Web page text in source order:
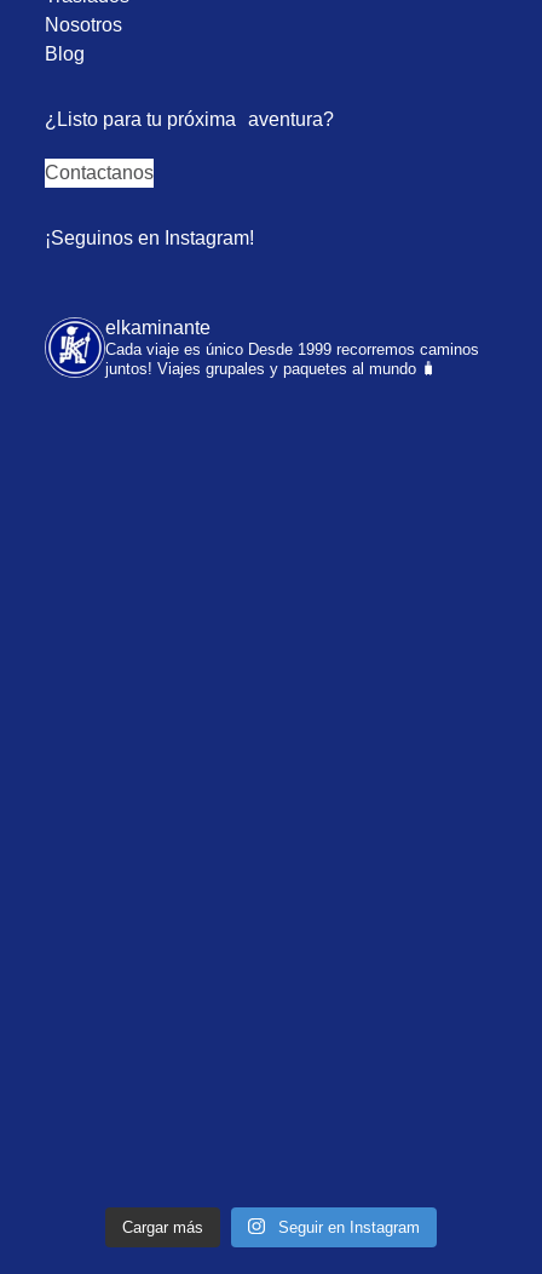
Nosotros
Blog
¿Listo para tu próxima aventura?
Contactanos
¡Seguinos en Instagram!
elkaminante
Cada viaje es único Desde 1999 recorremos caminos
juntos! Viajes grupales y paquetes al mundo 🧳
Cargar más Seguir en Instagram